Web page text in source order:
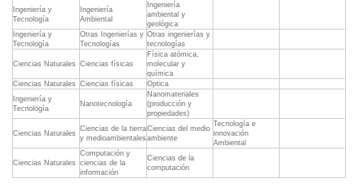
Ingeniería y
Tecnología
Ingeniería
Ambiental
Ingeniería
ambiental y
geológica
Ingeniería y
Tecnología
Otras Ingenierías y
Tecnologías
Otras ingenierías y
tecnologías
Ciencias Naturales Ciencias físicas
Física atómica,
molecular y
química
Ciencias Naturales Ciencias físicas
Optica
Ingeniería y
Tecnología
Nanotecnología
Nanomateriales
(producción y
propiedades)
Ciencias Naturales
Ciencias de la tierra
y medioambientales
Ciencias del medio
ambiente
Tecnología e
innovación
Ambiental
Ciencias Naturales
Computación y
ciencias de la
información
Ciencias de la
computación